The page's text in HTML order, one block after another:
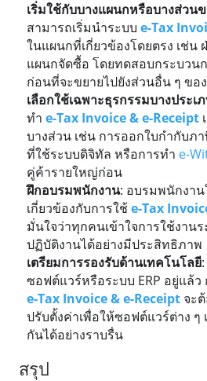
เริ่มใช้กับบางแผนกหรือบางส่วน
สามารถเริ่มนำระบบ e-Tax
ในแผนกที่เกี่ยวข้องโดยตรง เช่น
แผนกจัดซื้อ โดยทดสอบกระบวน
ก่อนที่จะขยายไปยังส่วนอื่น ๆ ขอ
เลือกใช้เฉพาะธุรกรรมบางประเ
ทำ e-Tax Invoice & e-Receipt
บางส่วน เช่น การออกใบกำกับ
ที่ใช้ระบบดิจิทัล หรือการทำ e-
คู่ค้ารายใหญ่ก่อน
ฝึกอบรมพนักงาน: อบรมพนักงา
เกี่ยวข้องกับการใช้e-Tax
มั่นใจว่าทุกคนเข้าใจการใช้งาน
ปฏิบัติงานได้อย่างมีประสิทธิภาพ
เตรียมการรองรับด้านเทคโนโลยี
ซอฟต์แวร์หรือระบบ ERP อยู่แล้
e-Tax Invoice & e-Receipt จะ
ปรับตั้งค่าเพื่อให้ซอฟต์แวร์ต่าง ๆ
กันได้อย่างราบรื่น
สรุป